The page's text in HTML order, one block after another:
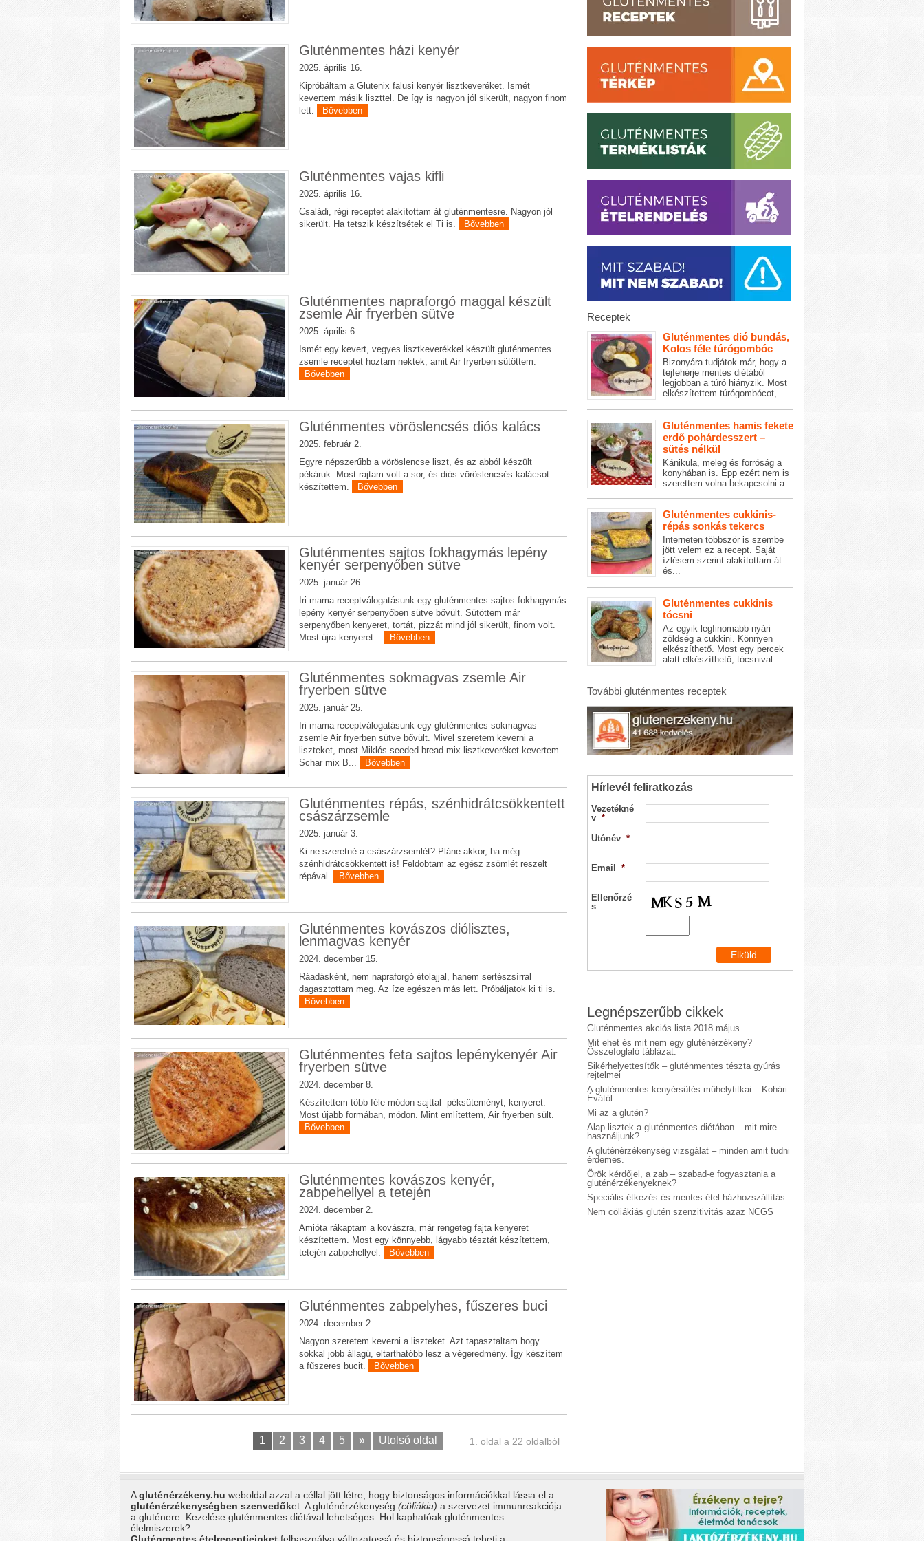
Gluténmentes házi kenyér
2025. április 16.
Kipróbáltam a Glutenix falusi kenyér lisztkeveréket. Ismét
kevertem másik liszttel. De így is nagyon jól sikerült, nagyon finom
lett.
Bővebben
Gluténmentes vajas kifli
2025. április 16.
Családi, régi receptet alakítottam át gluténmentesre. Nagyon jól
sikerült. Ha tetszik készítsétek el Ti is.
Bővebben
Gluténmentes napraforgó maggal készült
zsemle Air fryerben sütve
2025. április 6.
Ismét egy kevert, vegyes lisztkeverékkel készült gluténmentes
zsemle receptet hoztam nektek, amit Air fryerben sütöttem.
Bővebben
Gluténmentes vöröslencsés diós kalács
2025. február 2.
Egyre népszerűbb a vöröslencse liszt, és az abból készült
pékáruk. Most rajtam volt a sor, és diós vöröslencsés kalácsot
készítettem.
Bővebben
Gluténmentes sajtos fokhagymás lepény
kenyér serpenyőben sütve
2025. január 26.
Iri mama receptválogatásunk egy gluténmentes sajtos fokhagymás
lepény kenyér serpenyőben sütve bővült. Sütöttem már
serpenyőben kenyeret, tortát, pizzát mind jól sikerült, finom volt.
Most újra kenyeret...
Bővebben
Gluténmentes sokmagvas zsemle Air
fryerben sütve
2025. január 25.
Iri mama receptválogatásunk egy gluténmentes sokmagvas
zsemle Air fryerben sütve bővült. Mivel szeretem keverni a
liszteket, most Miklós seeded bread mix lisztkeveréket kevertem
Schar mix B...
Bővebben
Gluténmentes répás, szénhidrátcsökkentett
császárzsemle
2025. január 3.
Ki ne szeretné a császárzsemlét? Pláne akkor, ha még
szénhidrátcsökkentett is! Feldobtam az egész zsömlét reszelt
répával.
Bővebben
Gluténmentes kovászos diólisztes,
lenmagvas kenyér
2024. december 15.
Ráadásként, nem napraforgó étolajjal, hanem sertészsírral
dagasztottam meg. Az íze egészen más lett. Próbáljatok ki ti is.
Bővebben
Gluténmentes feta sajtos lepénykenyér Air
fryerben sütve
2024. december 8.
Készítettem több féle módon sajttal péksüteményt, kenyeret.
Most újabb formában, módon. Mint említettem, Air fryerben sült.
Bővebben
Gluténmentes kovászos kenyér,
zabpehellyel a tetején
2024. december 2.
Amióta rákaptam a kovászra, már rengeteg fajta kenyeret
készítettem. Most egy könnyebb, lágyabb tésztát készítettem,
tetején zabpehellyel.
Bővebben
Gluténmentes zabpelyhes, fűszeres buci
2024. december 2.
Nagyon szeretem keverni a liszteket. Azt tapasztaltam hogy
sokkal jobb állagú, eltarthatóbb lesz a végeredmény. Így készítem
a fűszeres bucit.
Bővebben
1. oldal a 22 oldalból
1 2 3 4 5 » Utolsó oldal
Receptek
Gluténmentes dió bundás,
Kolos féle túrógombóc
Bizonyára tudjátok már, hogy a
tejfehérje mentes diétából
legjobban a túró hiányzik. Most
elkészítettem túrógombócot,...
Gluténmentes hamis fekete
erdő pohárdesszert –
sütés nélkül
Kánikula, meleg és forróság a
konyhában is. Épp ezért nem is
szerettem volna bekapcsolni a...
Gluténmentes cukkinis-
répás sonkás tekercs
Interneten többször is szembe
jött velem ez a recept. Saját
ízlésem szerint alakítottam át
és...
Gluténmentes cukkinis
tócsni
Az egyik legfinomabb nyári
zöldség a cukkini. Könnyen
elkészíthető. Most egy percek
alatt elkészíthető, tócsnival...
További gluténmentes receptek
Hírlevél feliratkozás
Vezetékné
v *
Utónév *
Email *
Ellenőrzé
s
Legnépszerűbb cikkek
Gluténmentes akciós lista 2018 május
Mit ehet és mit nem egy gluténérzékeny?
Összefoglaló táblázat.
Sikérhelyettesítők – gluténmentes tészta gyúrás
rejtelmei
A gluténmentes kenyérsütés műhelytitkai – Kohári
Évától
Mi az a glutén?
Alap lisztek a gluténmentes diétában – mit mire
használjunk?
A gluténérzékenység vizsgálat – minden amit tudni
érdemes.
Örök kérdőjel, a zab – szabad-e fogyasztania a
gluténérzékenyeknek?
Speciális étkezés és mentes étel házhozszállítás
Nem cöliákiás glutén szenzitivitás azaz NCGS
Agluténérzékeny.hu weboldal azzal a céllal jött létre, hogy biztonságos információkkal lássa el a
gluténérzékenységben szenvedőket. A gluténérzékenység (cöliákia) a szervezet immunreakciója
a gluténere. Kezelése gluténmentes diétával lehetséges. Hol kaphatóak gluténmentes
élelmiszerek?